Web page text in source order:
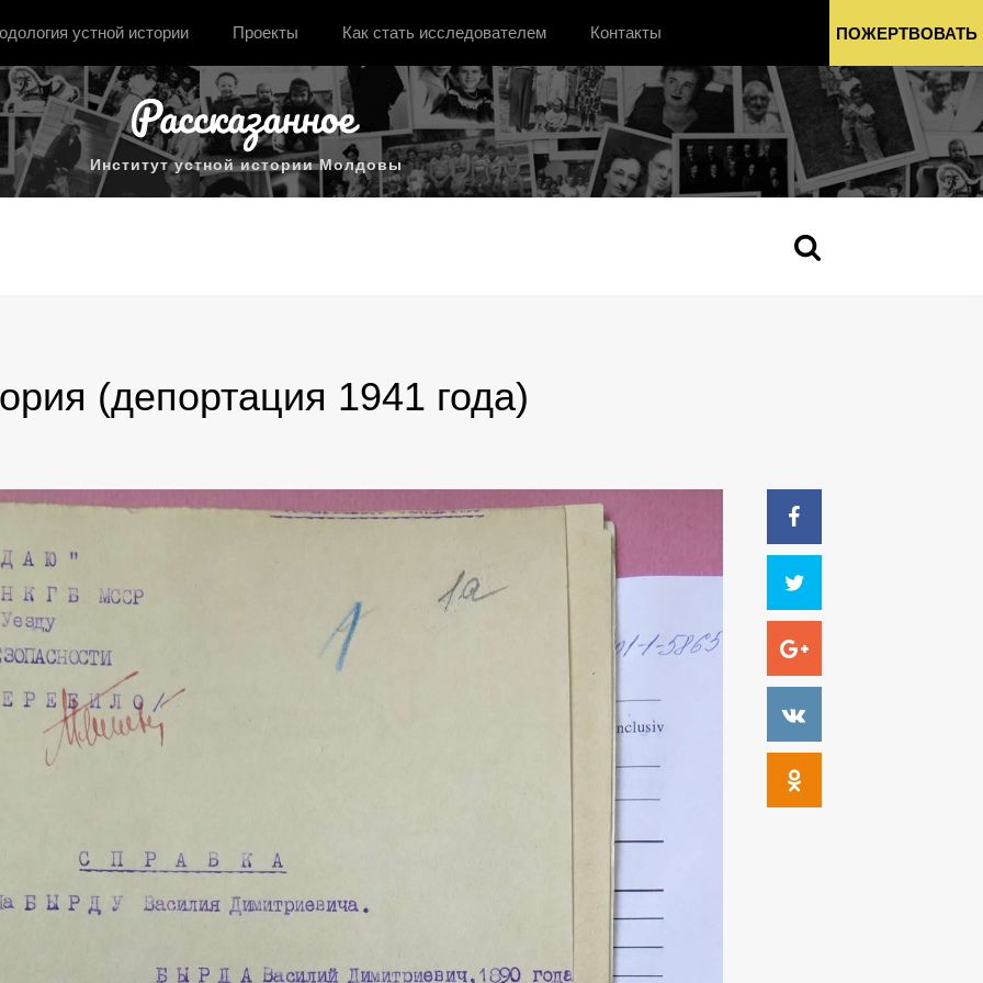
устной истории Проекты Как стать исследователем Контакты ПОЖЕРТВОВАТЬ
Институт устной истории Молдовы
(депортация 1941 года)